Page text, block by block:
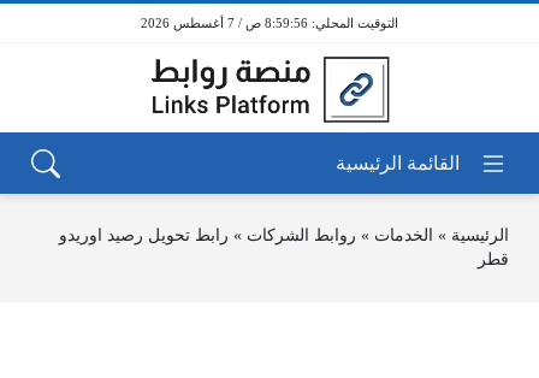
8:59:56 ص / 7 أغسطس 2026
الرئيسية » الخدمات » روابط الشركات » رابط تحويل رصيد اوريدو
قطر